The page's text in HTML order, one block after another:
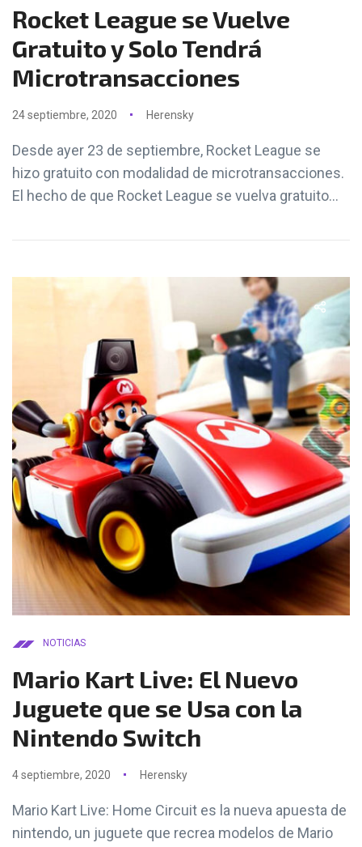
Rocket League se Vuelve
Gratuito y Solo Tendrá
Microtransacciones
24 septiembre, 2020 Herensky
Desde ayer 23 de septiembre, Rocket League se
hizo gratuito con modalidad de microtransacciones.
El hecho de que Rocket League se vuelva gratuito...
NOTICIAS
Mario Kart Live: El Nuevo
Juguete que se Usa con la
Nintendo Switch
4 septiembre, 2020 Herensky
Mario Kart Live: Home Circuit es la nueva apuesta de
nintendo, un juguete que recrea modelos de Mario